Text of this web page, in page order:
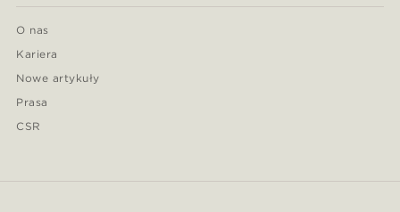
O nas
Kariera
Nowe artykuły
Prasa
CSR